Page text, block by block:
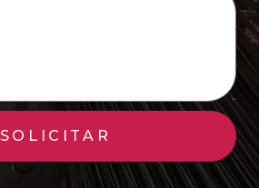
SOLICITAR